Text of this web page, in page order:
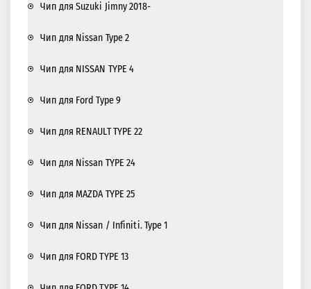
Чип для Suzuki Jimny 2018-
Чип для Nissan Type 2
Чип для NISSAN TYPE 4
Чип для Ford Type 9
Чип для RENAULT TYPE 22
Чип для Nissan TYPE 24
Чип для MAZDA TYPE 25
Чип для Nissan / Infiniti. Type 1
Чип для FORD TYPE 13